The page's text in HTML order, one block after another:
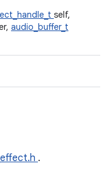
self,
audio_buffer_t
.